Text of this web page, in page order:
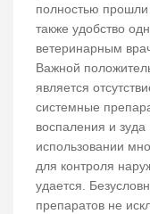
полностью прошли
также удобство
ветеринарным
Важной
является
системные
воспаления и зуда
использовании
для контроля
удается.
препаратов не